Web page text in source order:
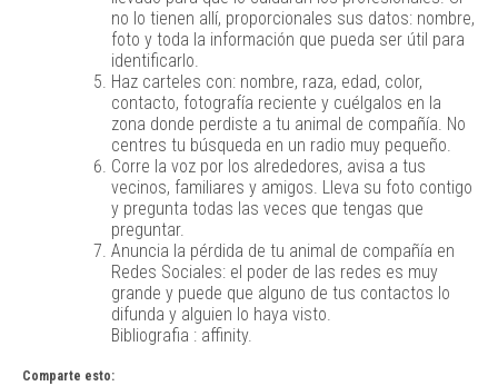
no lo tienen allí, proporcionales sus datos: nombre,
foto y toda la información que pueda ser útil para
identificarlo.
Haz carteles con: nombre, raza, edad, color,
contacto, fotografía reciente y cuélgalos en la
zona donde perdiste a tu animal de compañía. No
centres tu búsqueda en un radio muy pequeño.
Corre la voz por los alrededores, avisa a tus
vecinos, familiares y amigos. Lleva su foto contigo
y pregunta todas las veces que tengas que
preguntar.
Anuncia la pérdida de tu animal de compañía en
Redes Sociales: el poder de las redes es muy
grande y puede que alguno de tus contactos lo
difunda y alguien lo haya visto.
Bibliografia : affinity.
Comparte esto: